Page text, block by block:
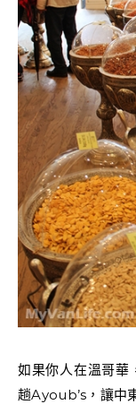
如果你人在溫哥華
趟Ayoub’s，讓中